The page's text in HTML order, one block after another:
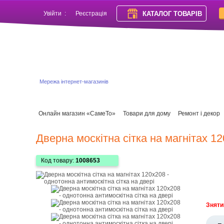
Увійти : Реєстрація КАТАЛОГ ТОВАРІВ
Мережа інтернет-магазинів
Онлайн магазин «СамеТо» Товари для дому Ремонт і декор
Дверна москітна сітка на магнітах
Код товару: 1008653